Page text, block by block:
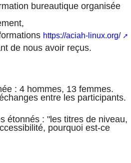
bureautique organisée
https://aciah-linux.org/
de nous avoir reçus.
: 4 hommes, 13 femmes.
entre les participants.
étonnés : "les titres de niveau,
pourquoi est-ce